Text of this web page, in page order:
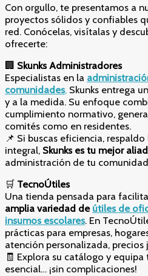
Con orgullo, te presentamos a
proyectos sólidos y confiables
red. Conócelas, visítalas y
ofrecerte:
🏢 Skunks Administradores
Especialistas en la
comunidades, Skunks entrega
y a la medida. Su enfoque
cumplimiento normativo,
comités como en residentes.
📌 Si buscas eficiencia,
integral, Skunks es tu mejor
administración de tu
🛒 TecnoÚtiles
Una tienda pensada para
amplia variedad de útiles de
insumos escolares. En
prácticas para empresas,
atención personalizada, precios
🧾 Explora su catálogo y
esencial… ¡sin complicaciones!